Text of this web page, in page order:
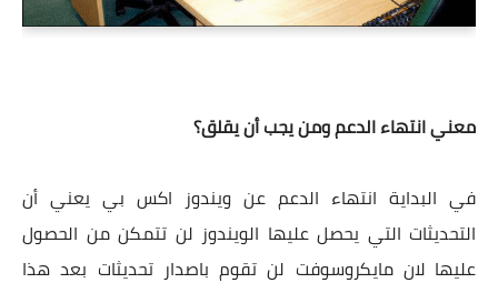
معني انتهاء الدعم ومن يجب أن يقلق؟
في البداية انتهاء الدعم عن ويندوز اكس بي يعني أن
التحديثات التي يحصل عليها الويندوز لن تتمكن من الحصول
عليها لان مايكروسوفت لن تقوم باصدار تحديثات بعد هذا